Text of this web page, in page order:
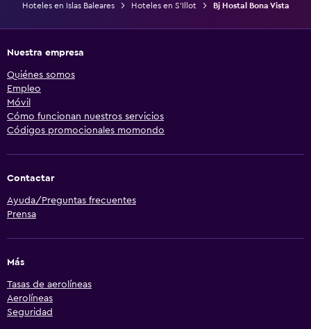
Hoteles en Islas Baleares
Hoteles en S'Illot Bj Hostal Bona Vista
Nuestra empresa
Quiénes somos
Empleo
Móvil
Cómo funcionan nuestros servicios
Códigos promocionales momondo
Contactar
Ayuda/Preguntas frecuentes
Prensa
Más
Tasas de aerolíneas
Aerolíneas
Seguridad